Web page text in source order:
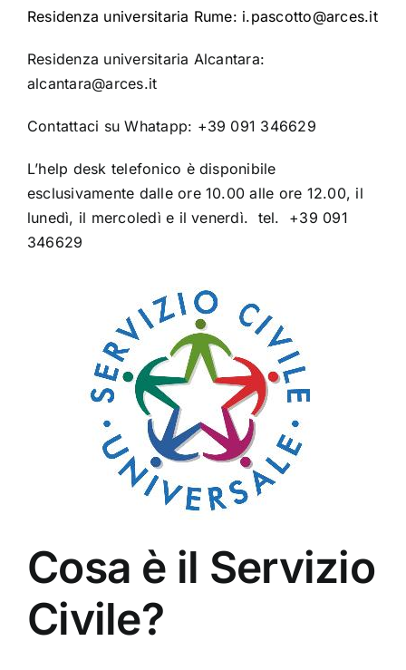
Residenza universitaria Rume: i.pascotto@arces.it
Residenza universitaria Alcantara:
alcantara@arces.it
Contattaci su Whatapp: +39 091 346629
L’help desk telefonico è disponibile
esclusivamente dalle ore 10.00 alle ore 12.00, il
lunedì, il mercoledì e il venerdì. tel. +39 091
346629
Cosa è il Servizio
Civile?